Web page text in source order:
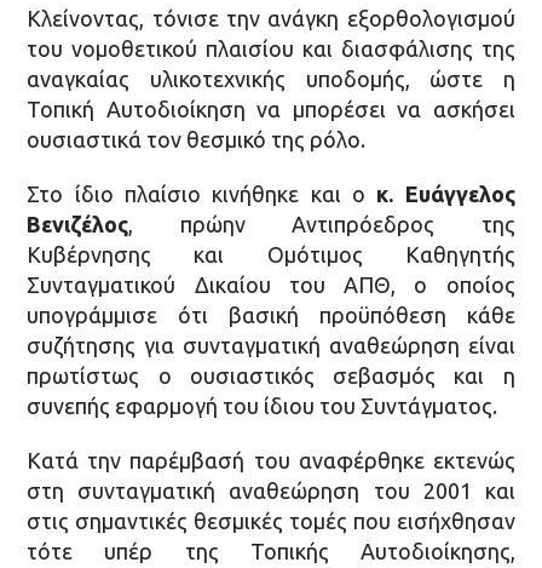
Κλείνοντας, τόνισε την ανάγκη εξορθολογισμού
του νομοθετικού πλαισίου και διασφάλισης της
αναγκαίας υλικοτεχνικής υποδομής, ώστε η
Τοπική Αυτοδιοίκηση να μπορέσει να ασκήσει
ουσιαστικά τον θεσμικό της ρόλο.
Στο ίδιο πλαίσιο κινήθηκε και ο κ. Ευάγγελος
Βενιζέλος, πρώην Αντιπρόεδρος της
Κυβέρνησης και Ομότιμος Καθηγητής
Συνταγματικού Δικαίου του ΑΠΘ, ο οποίος
υπογράμμισε ότι βασική προϋπόθεση κάθε
συζήτησης για συνταγματική αναθεώρηση είναι
πρωτίστως ο ουσιαστικός σεβασμός και η
συνεπής εφαρμογή του ίδιου του Συντάγματος.
Κατά την παρέμβασή του αναφέρθηκε εκτενώς
στη συνταγματική αναθεώρηση του 2001 και
στις σημαντικές θεσμικές τομές που εισήχθησαν
τότε υπέρ της Τοπικής Αυτοδιοίκησης,